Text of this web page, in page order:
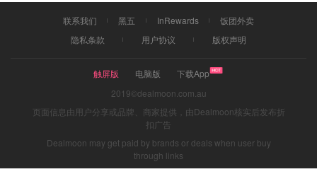
联系我们 黑五 InRewards
饭团外卖
隐私条款
用户协议 版权声明
触屏版 电脑版
下载App
2019©dealmoon.com.au
页面信息由用户分享或品牌、商家提供，由Dealmoon核实后发布折
扣广告
Dealmoon may get paid by brands or deals when user buy
through links